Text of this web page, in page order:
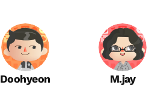
Doohyeon M.jay